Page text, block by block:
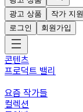
광고 상품
작가 지원
로그인
회원가입
콘텐츠
프로덕트 밸리
요즘 작가들
컬렉션